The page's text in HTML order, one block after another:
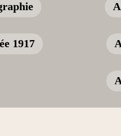
1917